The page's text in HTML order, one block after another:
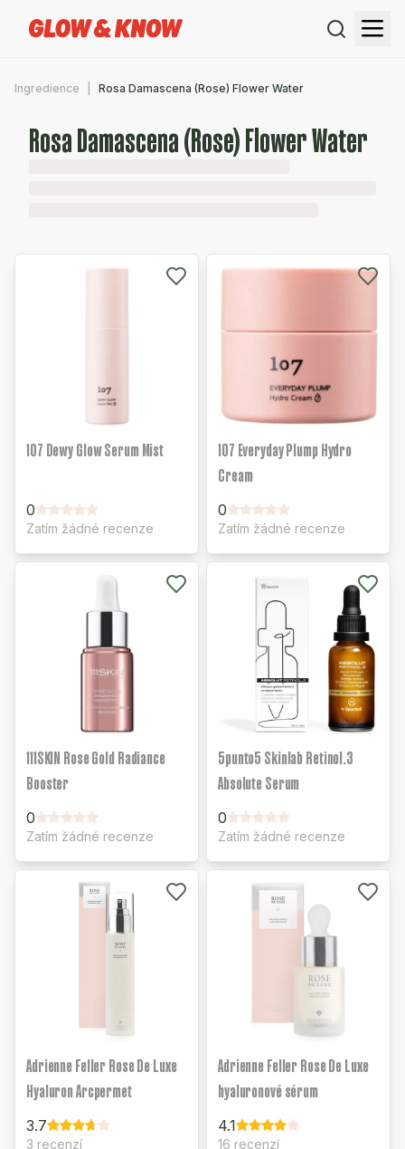
Ingredience Rosa Damascena (Rose) Flower Water
Rosa Damascena (Rose) Flower Water
107 Dewy Glow Serum Mist
0
Zatím žádné recenze
107 Everyday Plump Hydro
Cream
0
Zatím žádné recenze
111SKIN Rose Gold Radiance
Booster
0
Zatím žádné recenze
5punto5 Skinlab Retinol.3
Absolute Serum
0
Zatím žádné recenze
Adrienne Feller Rose De Luxe
Hyaluron Arcpermet
3.7
3 recenzí
Adrienne Feller Rose De Luxe
hyaluronové sérum
4.1
16 recenzí